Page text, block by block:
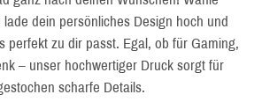
dein persönliches Design hoch und
perfekt zu dir passt. Egal, ob für Gaming,
– unser hochwertiger Druck sorgt für
scharfe Details.